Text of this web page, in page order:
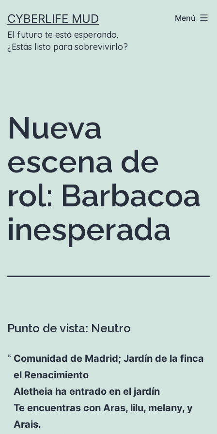
contenido
CYBERLIFE MUD
El futuro te está esperando.
¿Estás listo para sobrevivirlo?
Menú
Nueva
escena de
rol: Barbacoa
inesperada
Punto de vista: Neutro
Comunidad de Madrid; Jardín de la finca
el Renacimiento
Aletheia ha entrado en el jardín
Te encuentras con Aras, lilu, melany, y
Arais.